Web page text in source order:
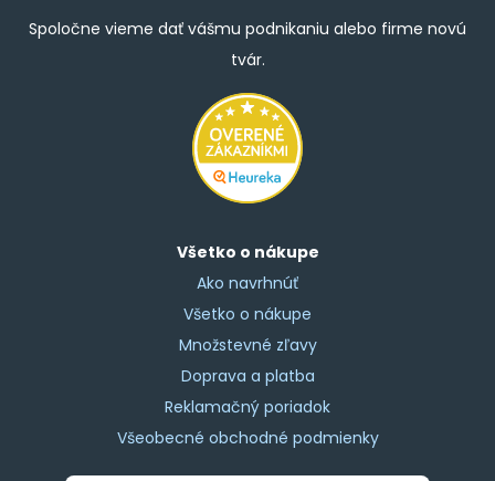
Spoločne vieme dať vášmu podnikaniu alebo firme novú
tvár.
Všetko o nákupe
Ako navrhnúť
Všetko o nákupe
Množstevné zľavy
Doprava a platba
Reklamačný poriadok
Všeobecné obchodné podmienky